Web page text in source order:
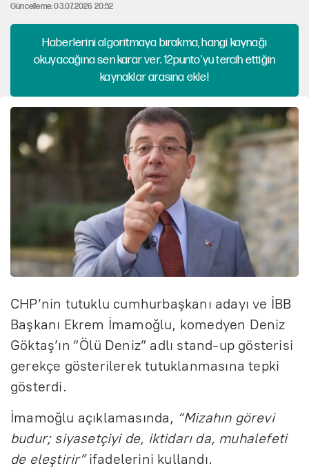
Güncelleme: 03.07.2026 20:52
Haberlerini algoritmaya bırakma, hangi kaynağı
okuyacağına sen karar ver. 12punto'yu tercih ettiğin
kaynaklar arasına ekle!
CHP’nin tutuklu cumhurbaşkanı adayı ve İBB
Başkanı Ekrem İmamoğlu, komedyen Deniz
Göktaş’ın “Ölü Deniz” adlı stand-up gösterisi
gerekçe gösterilerek tutuklanmasına tepki
gösterdi.
İmamoğlu açıklamasında, “Mizahın görevi
budur; siyasetçiyi de, iktidarı da, muhalefeti
de eleştirir”ifadelerini kullandı.